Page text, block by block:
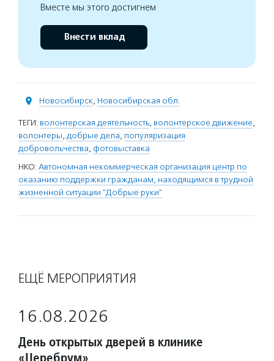
Вместе мы этого достигнем
Внести вклад
Новосибирск, Новосибирская обл.
ТЕГИ: волонтерская деятельность, волонтерское движение,
волонтеры, добрые дела, популяризация
добровольчества, фотовыставка
НКО: Автономная некоммерческая организация центр по
оказанию поддержки гражданам, находящимся в трудной
жизненной ситуации "Добрые руки"
ЕЩЁ МЕРОПРИЯТИЯ
16.08.2026
День открытых дверей в клинике
«Церебрум»